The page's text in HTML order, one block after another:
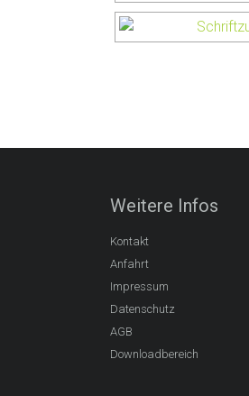
Weitere Infos
Kontakt
Anfahrt
Impressum
Datenschutz
AGB
Downloadbereich